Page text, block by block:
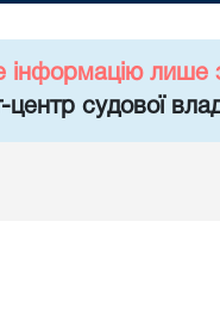
інформацію лише
судової